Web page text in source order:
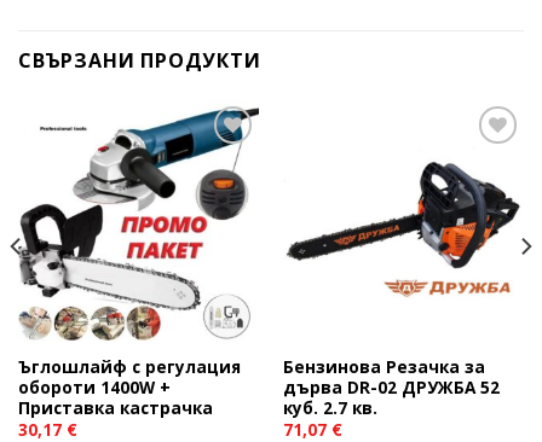
СВЪРЗАНИ ПРОДУКТИ
Add to
wishlist
Ъглошлайф с регулация
обороти 1400W +
Приставка кастрачка
30,17 €
Add to
wishlist
Бензинова Резачка за
дърва DR-02 ДРУЖБА 52
куб. 2.7 кв.
71,07 €